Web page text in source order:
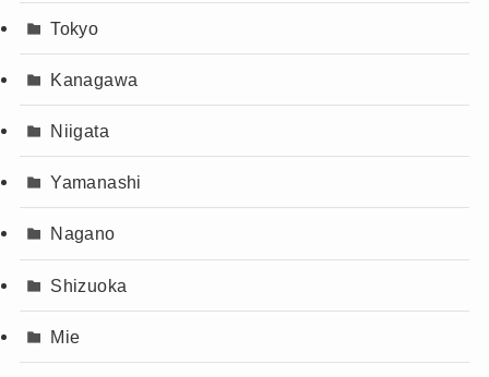
Tokyo
Kanagawa
Niigata
Yamanashi
Nagano
Shizuoka
Mie